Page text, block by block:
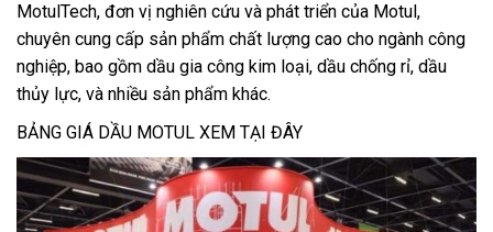
MotulTech, đơn vị nghiên cứu và phát triển của Motul,
chuyên cung cấp sản phẩm chất lượng cao cho ngành công
nghiệp, bao gồm dầu gia công kim loại, dầu chống rỉ, dầu
thủy lực, và nhiều sản phẩm khác.
BẢNG GIÁ DẦU MOTUL XEM TẠI ĐÂY